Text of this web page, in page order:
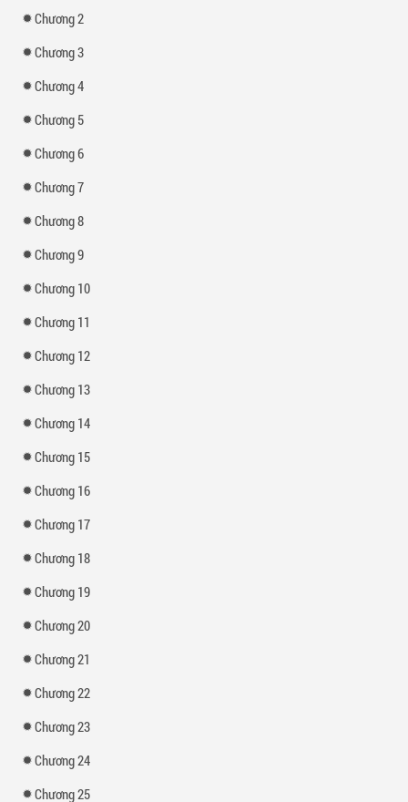
Chương 2
Chương 3
Chương 4
Chương 5
Chương 6
Chương 7
Chương 8
Chương 9
Chương 10
Chương 11
Chương 12
Chương 13
Chương 14
Chương 15
Chương 16
Chương 17
Chương 18
Chương 19
Chương 20
Chương 21
Chương 22
Chương 23
Chương 24
Chương 25